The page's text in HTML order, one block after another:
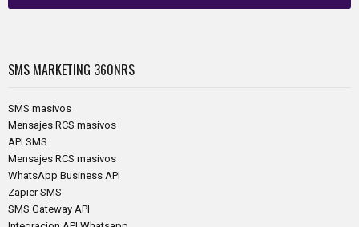
SMS MARKETING 360NRS
SMS masivos
Mensajes RCS masivos
API SMS
Mensajes RCS masivos
WhatsApp Business API
Zapier SMS
SMS Gateway API